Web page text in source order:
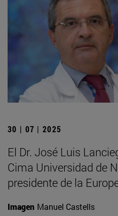
30 | 07 | 2025
El Dr. José Luis
Cima Universidad de
presidente de la
Imagen Manuel Castells